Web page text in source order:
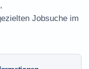
Jobsuche im